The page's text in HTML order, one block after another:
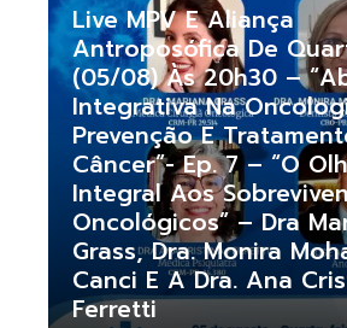
Live MPV E Aliança
Antroposófica De
(05/08) Às 20h30 –
Integrativa Na
Prevenção E
Câncer”- Ep. 7 – “O
Integral Aos
Oncológicos” – Dra
Grass, Dra. Monira
Canci E A Dra. Ana
Ferretti